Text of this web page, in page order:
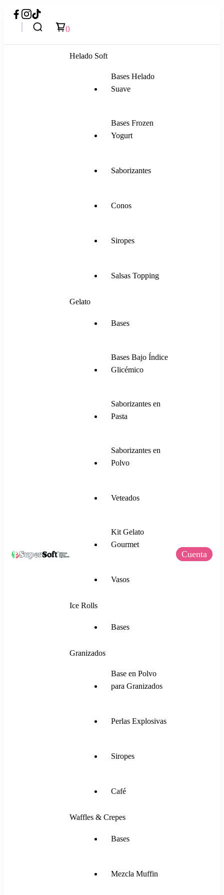
0
Mezclas para Helado Suave, Frozen Yogurt,
Helado Soft
Bases Helado
Suave
Bases Frozen
Yogurt
Saborizantes
Conos
Siropes
Salsas Topping
Gelato
Bases
Bases Bajo Índice
Glicémico
Saborizantes en
Pasta
Saborizantes en
Polvo
Veteados
Kit Gelato
Gourmet
Vasos
Ice Rolls
Bases
Granizados
Base en Polvo
para Granizados
Perlas Explosivas
Siropes
Café
Waffles & Crepes
Bases
Mezcla Muffin
Cuenta